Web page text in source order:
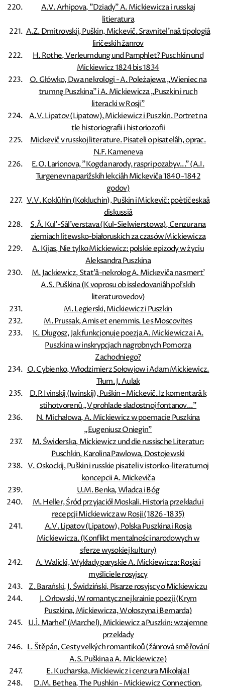
A.V. Arhipova, ”Dziady” A. Mickiewicza i russkaj
litieratura
A.Z. Dmitrovskij, Puškin, Mickevič. Sravnitel'naâ tipologiâ
liričeskih žanrov
H. Rothe, Verleumdung und Pamphlet? Puschkin und
Mickiewicz 1824 bis 1834
O. Główko, Dwa nekrologi - A. Poleżajewa „Wieniec na
trumnę Puszkina” i A. Mickiewicza „Puszkin i ruch
literacki w Rosji”
A.V. Lipatov (Lipatow), Mickiewicz i Puszkin. Portret na
tle historiografii i historiozofii
Mickevič v russkoj literature. Pisateli o pisatelâh, oprac.
N.F. Kameneva
E.O. Larionova, ”Kogda narody, raspri pozabyv...” (A.I.
Turgenev na parižskih lekciâh Mickeviča 1840-1842
godov)
V.V. Koklûhìn (Kokluchin), Puškin i Mickevič: poètičeskaâ
diskussiâ
S.Â. Kul’-Sâl’verstava (Kul-Sielwierstowa), Cenzura na
ziemiach litewsko-białoruskich za czasów Mickiewicza
A. Kijas, Nie tylko Mickiewicz: polskie epizody w życiu
Aleksandra Puszkina
M. Jackiewicz, Stat’â-nekrolog A. Mickeviča na smert’
A.S. Puškina (K voprosu ob issledovaniâh pol’skih
literaturovedov)
M. Legierski, Mickiewicz i Puszkin
M. Prussak, Amis et enemmis. Les Moscovites
K. Długosz, Jak funkcjonuje poezja A. Mickiewicza i A.
Puszkina w inskrypcjach nagrobnych Pomorza
Zachodniego?
O. Cybienko, Włodzimierz Sołowjow i Adam Mickiewicz.
Tłum. J. Aulak
D.P. Ivinskij (Iwinskij), Puškin – Mickevič. Iz komentarâ k
stihotvorenû „V prohlade sladostnoj fontanov…”
N. Michałowa, A. Mickiewicz w poemacie Puszkina
„Eugeniusz Oniegin”
M. Świderska, Mickiewicz und die russische Literatur:
Puschkin, Karolina Pawlowa, Dostojewski
V. Oskockij, Puškin i russkie pisateli v istoriko-literaturnoj
koncepcii A. Mickeviča
U.M. Benka, Władca i Bóg
M. Heller, Śród przyjaciół Moskali. Historia przekładu i
recepcji Mickiewicza w Rosji (1826-1835)
A.V. Lipatov (Lipatow), Polska Puszkina i Rosja
Mickiewicza. (Konflikt mentalności narodowych w
sferze wysokiej kultury)
A. Walicki, Wykłady paryskie A. Mickiewicza: Rosja i
myśliciele rosyjscy
Z. Barański, J. Świdziński, Pisarze rosyjscy o Mickiewiczu
J. Orłowski, W romantycznej krainie poezji (Krym
Puszkina, Mickiewicza, Wołoszyna i Bernarda)
U.Ì. Marhel' (Marchel), Mickiewicz a Puszkin: wzajemne
przekłady
L. Štěpán, Cesty velkých romantikoů (žánrová směřování
A.S. Puškina a A. Mickiewicze)
E. Kucharska, Mickiewicz i cenzura Mikołaja I
D.M. Bethea, The Pushkin - Mickiewicz Connection,